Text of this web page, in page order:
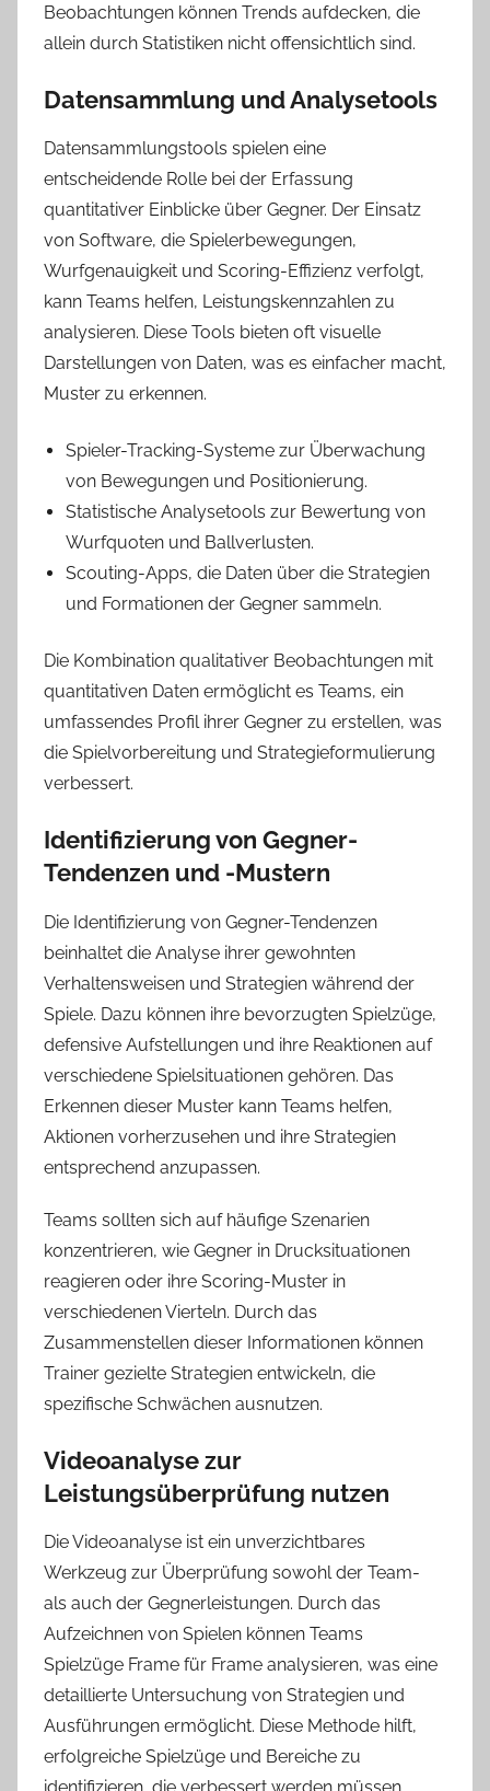
Beobachtungen können Trends aufdecken, die
allein durch Statistiken nicht offensichtlich sind.
Datensammlung und Analysetools
Datensammlungstools spielen eine
entscheidende Rolle bei der Erfassung
quantitativer Einblicke über Gegner. Der Einsatz
von Software, die Spielerbewegungen,
Wurfgenauigkeit und Scoring-Effizienz verfolgt,
kann Teams helfen, Leistungskennzahlen zu
analysieren. Diese Tools bieten oft visuelle
Darstellungen von Daten, was es einfacher macht,
Muster zu erkennen.
Spieler-Tracking-Systeme zur Überwachung
von Bewegungen und Positionierung.
Statistische Analysetools zur Bewertung von
Wurfquoten und Ballverlusten.
Scouting-Apps, die Daten über die Strategien
und Formationen der Gegner sammeln.
Die Kombination qualitativer Beobachtungen mit
quantitativen Daten ermöglicht es Teams, ein
umfassendes Profil ihrer Gegner zu erstellen, was
die Spielvorbereitung und Strategieformulierung
verbessert.
Identifizierung von Gegner-
Tendenzen und -Mustern
Die Identifizierung von Gegner-Tendenzen
beinhaltet die Analyse ihrer gewohnten
Verhaltensweisen und Strategien während der
Spiele. Dazu können ihre bevorzugten Spielzüge,
defensive Aufstellungen und ihre Reaktionen auf
verschiedene Spielsituationen gehören. Das
Erkennen dieser Muster kann Teams helfen,
Aktionen vorherzusehen und ihre Strategien
entsprechend anzupassen.
Teams sollten sich auf häufige Szenarien
konzentrieren, wie Gegner in Drucksituationen
reagieren oder ihre Scoring-Muster in
verschiedenen Vierteln. Durch das
Zusammenstellen dieser Informationen können
Trainer gezielte Strategien entwickeln, die
spezifische Schwächen ausnutzen.
Videoanalyse zur
Leistungsüberprüfung nutzen
Die Videoanalyse ist ein unverzichtbares
Werkzeug zur Überprüfung sowohl der Team-
als auch der Gegnerleistungen. Durch das
Aufzeichnen von Spielen können Teams
Spielzüge Frame für Frame analysieren, was eine
detaillierte Untersuchung von Strategien und
Ausführungen ermöglicht. Diese Methode hilft,
erfolgreiche Spielzüge und Bereiche zu